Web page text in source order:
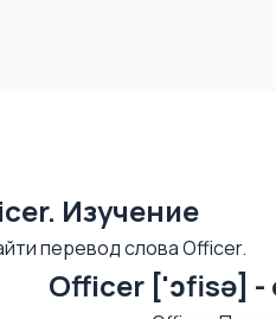
Изучение
перевод слова Officer.
Officer ['ɔfisə]